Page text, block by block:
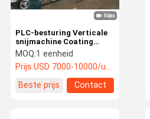
PLC-besturing Verticale
snijmachine Coating
Paper Slitter Rewinder
Machine 0 - 200m/Min
MOQ:1 eenheid
Prijs:USD 7000-10000/unit
Beste prijs
Contact